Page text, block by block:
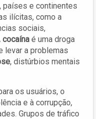
países e continentes
ilícitas, como a
sociais,
cocaína é uma droga
levar a problemas
, distúrbios mentais
os usuários, o
e à corrupção,
Grupos de tráfico